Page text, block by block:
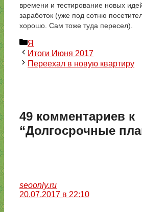
времени и тестирование новых
заработок (уже под сотню
хорошо. Сам тоже туда пересел).
Рубрики
Я
Итоги Июня 2017
Переехал в новую квартиру
49 комментариев к
“Долгосрочные
seoonly.ru
20.07.2017 в 22:10